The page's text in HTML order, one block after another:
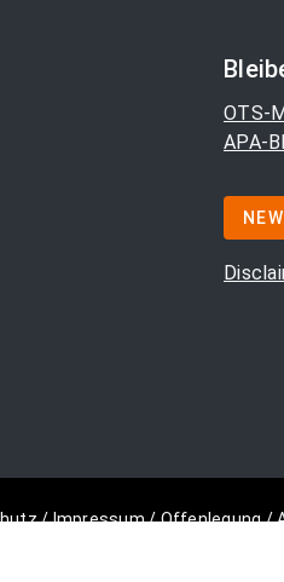
OTS-
APA-
/Impressum/Offenlegung/